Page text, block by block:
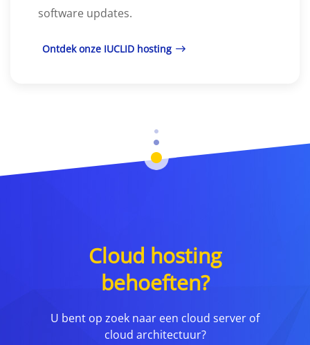
software updates.
Ontdek onze IUCLID hosting
Cloud hosting
behoeften?
U bent op zoek naar een cloud server of
cloud architectuur?